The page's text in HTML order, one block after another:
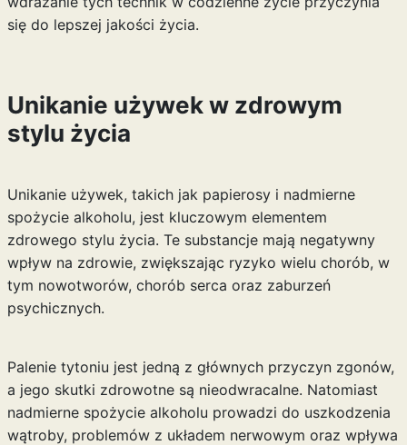
się do lepszej jakości życia.
Unikanie używek w zdrowym
stylu życia
Unikanie używek, takich jak papierosy i nadmierne
spożycie alkoholu, jest kluczowym elementem
zdrowego stylu życia. Te substancje mają negatywny
wpływ na zdrowie, zwiększając ryzyko wielu chorób, w
tym nowotworów, chorób serca oraz zaburzeń
psychicznych.
Palenie tytoniu jest jedną z głównych przyczyn zgonów,
a jego skutki zdrowotne są nieodwracalne. Natomiast
nadmierne spożycie alkoholu prowadzi do uszkodzenia
wątroby, problemów z układem nerwowym oraz wpływa